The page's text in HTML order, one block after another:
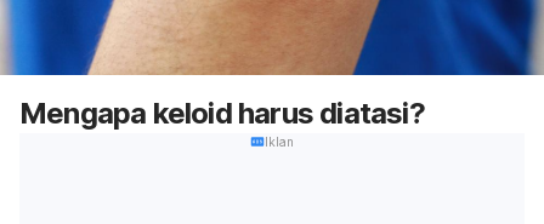
Mengapa keloid harus diatasi?
Iklan